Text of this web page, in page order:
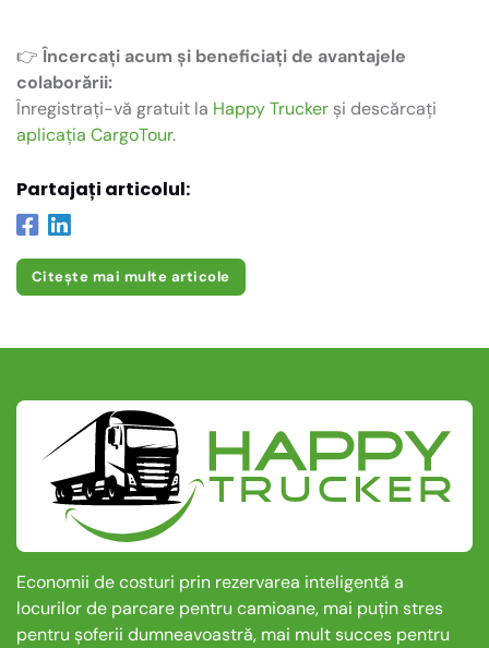
👉Încercați acum și beneficiați de avantajele
colaborării:
Înregistrați-vă gratuit la Happy Trucker și descărcați
aplicația CargoTour.
Partajați articolul:
Citește mai multe articole
Economii de costuri prin rezervarea inteligentă a
locurilor de parcare pentru camioane, mai puțin stres
pentru șoferii dumneavoastră, mai mult succes pentru